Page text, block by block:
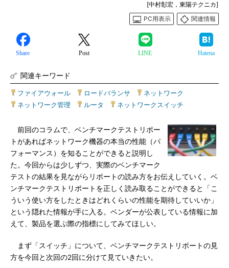
[中村彰宏，東陽テクニカ]
PC用表示
関連情報
Share Post LINE Hatena
関連キーワード
ファイアウォール ロードバランサ ネットワーク
ネットワーク管理
ルータ ネットワークスイッチ
前回のコラムで、ベンチマークテストリポー
トがあればネットワーク機器の本当の性能（パ
フォーマンス）を知ることができると説明し
た。今回からは少しずつ、実際のベンチマーク
テストの結果を見ながらリポートの読み方をお伝えしていく。ベ
ンチマークテストリポートを正しく読み取ることができると「こ
ういう使い方をしたときはどれくらいの性能を期待していいか」
という隠れた情報が手に入る。ベンダーが公表している情報に加
えて、製品を選ぶ際の指標にしてみてほしい。
まず「スイッチ」について、ベンチマークテストリポートの見
方を今回と次回の2回に分けて見ていきたい。